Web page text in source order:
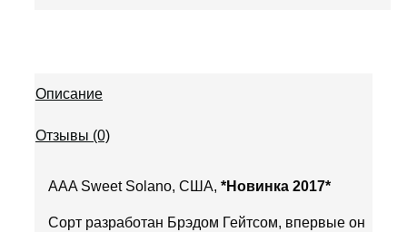
Описание
Отзывы (0)
AAA Sweet Solano, США, *Новинка 2017*
Сорт разработан Брэдом Гейтсом, впервые он